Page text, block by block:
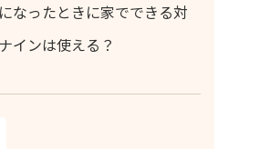
なったときに家でできる対
インは使える？